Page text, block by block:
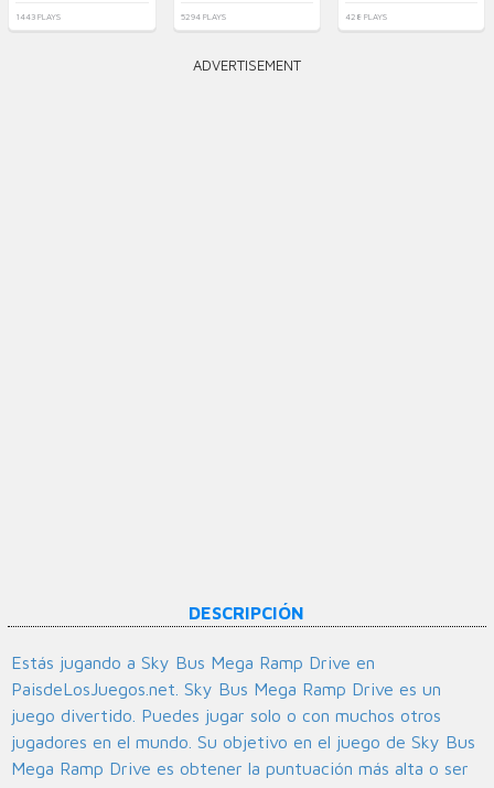
1443 PLAYS 5294 PLAYS 428 PLAYS
ADVERTISEMENT
DESCRIPCIÓN
Estás jugando a Sky Bus Mega Ramp Drive en
PaisdeLosJuegos.net. Sky Bus Mega Ramp Drive es un
juego divertido. Puedes jugar solo o con muchos otros
jugadores en el mundo. Su objetivo en el juego de Sky Bus
Mega Ramp Drive es obtener la puntuación más alta o ser